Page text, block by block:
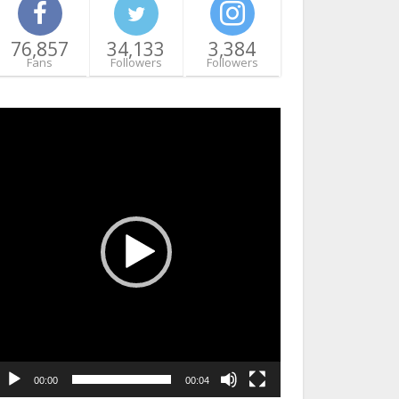
76,857
Fans
34,133
Followers
3,384
Followers
00:00 00:04